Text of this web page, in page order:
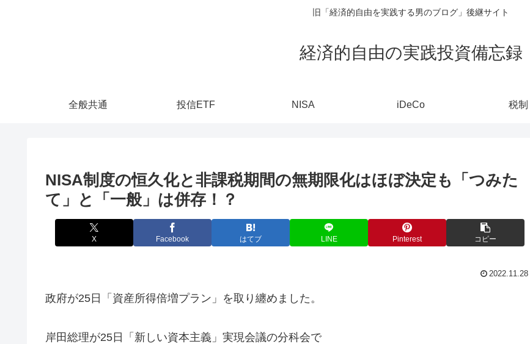
旧「経済的自由を実践する男のブログ」後継サイト
経済的自由の実践投資備忘録
全般共通 投信ETF NISA iDeCo 税制
NISA制度の恒久化と非課税期間の無期限化はほぼ決定も「つみた
て」と「一般」は併存！？
X Facebook はてブ LINE Pinterest コピー
2022.11.28
政府が25日「資産所得倍増プラン」を取り纏めました。
岸田総理が25日「新しい資本主義」実現会議の分科会で